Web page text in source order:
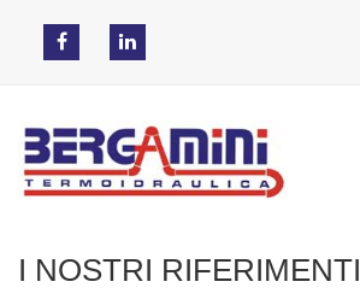
I NOSTRI RIFERIMENTI